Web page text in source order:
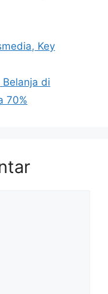
Key
Belanja di
70%